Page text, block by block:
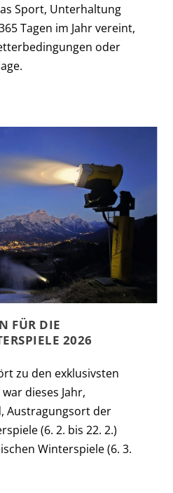
Sport, Unterhaltung
Tagen im Jahr vereint,
oder
FÜR DIE
2026
zu den exklusivsten
dieses Jahr,
Austragungsort der
(6. 2. bis 22. 2.)
Winterspiele (6. 3.